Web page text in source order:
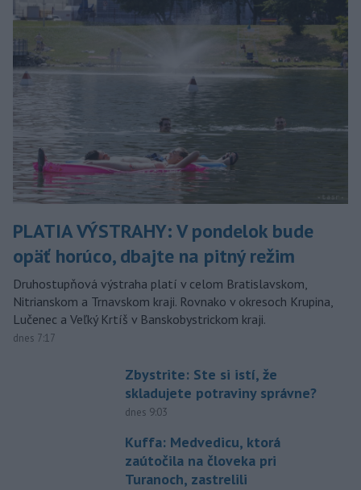
PLATIA VÝSTRAHY: V pondelok bude
opäť horúco, dbajte na pitný režim
Druhostupňová výstraha platí v celom Bratislavskom,
Nitrianskom a Trnavskom kraji. Rovnako v okresoch Krupina,
Lučenec a Veľký Krtíš v Banskobystrickom kraji.
dnes 7:17
Zbystrite: Ste si istí, že
skladujete potraviny správne?
dnes 9:03
Kuffa: Medvedicu, ktorá
zaútočila na človeka pri
Turanoch, zastrelili